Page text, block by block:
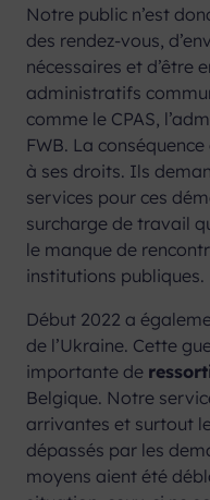
Notre public n’est
des rendez-vous,
nécessaires et d’être
administratifs
comme le CPAS,
FWB. La
à ses droits. Ils
services pour ces
surcharge de travail
le manque de
institutions publiques.
Début 2022 a
de l’Ukraine. Cette
importante de
Belgique. Notre
arrivantes et surtout
dépassés par les
moyens aient été